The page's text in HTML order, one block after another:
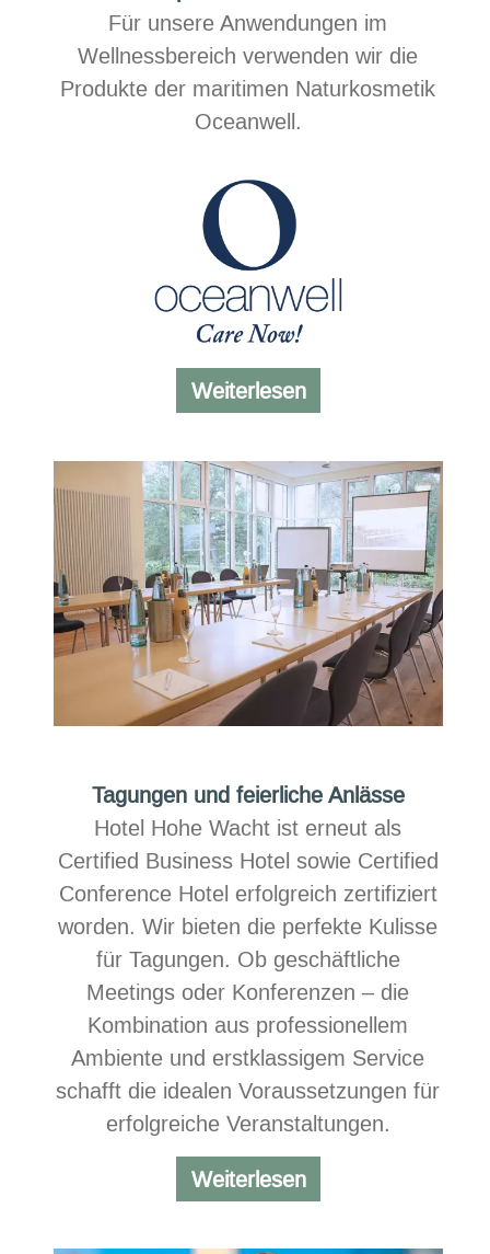
Für unsere Anwendungen im
Wellnessbereich verwenden wir die
Produkte der maritimen Naturkosmetik
Oceanwell.
WeiterlesenKosmetikprodukte
von
Tagungen und feierliche Anlässe
Hotel Hohe Wacht ist erneut als
Certified Business Hotel sowie Certified
Conference Hotel erfolgreich zertifiziert
worden. Wir bieten die perfekte Kulisse
für Tagungen. Ob geschäftliche
Meetings oder Konferenzen – die
Kombination aus professionellem
Ambiente und erstklassigem Service
schafft die idealen Voraussetzungen für
erfolgreiche Veranstaltungen.
WeiterlesenTagungen
und